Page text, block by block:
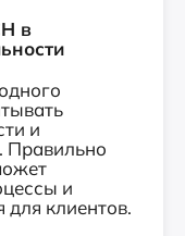
в
и
Правильно
и
клиентов.